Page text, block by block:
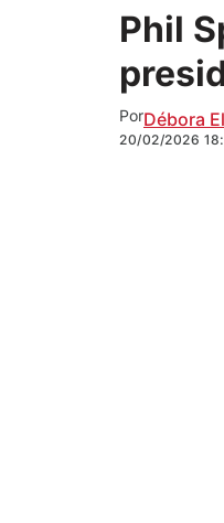
Phil
PorDébora
20/02/2026